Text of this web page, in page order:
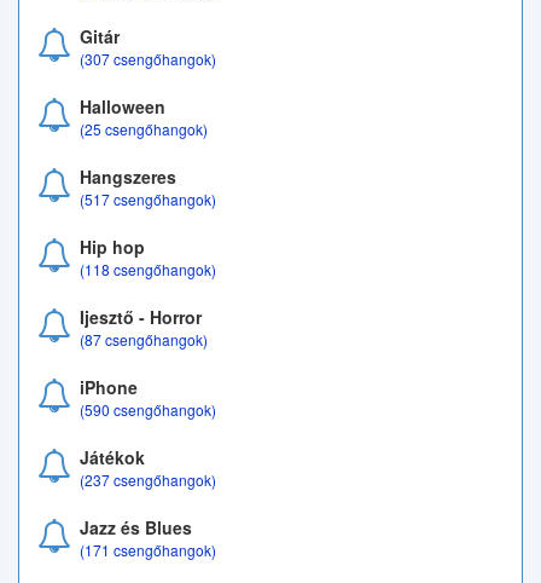
Gitár
(307 csengőhangok)
Halloween
(25 csengőhangok)
Hangszeres
(517 csengőhangok)
Hip hop
(118 csengőhangok)
Ijesztő - Horror
(87 csengőhangok)
iPhone
(590 csengőhangok)
Játékok
(237 csengőhangok)
Jazz és Blues
(171 csengőhangok)